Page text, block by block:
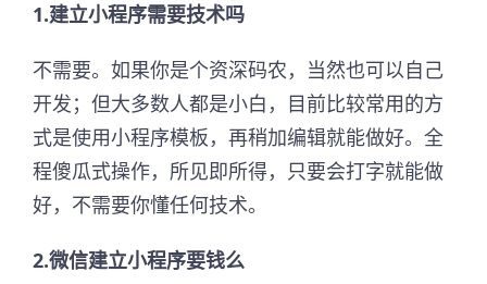
1.建立小程序需要技术吗
不需要。如果你是个资深码农，当然也可以自己
开发；但大多数人都是小白，目前比较常用的方
式是使用小程序模板，再稍加编辑就能做好。全
程傻瓜式操作，所见即所得，只要会打字就能做
好，不需要你懂任何技术。
2.微信建立小程序要钱么